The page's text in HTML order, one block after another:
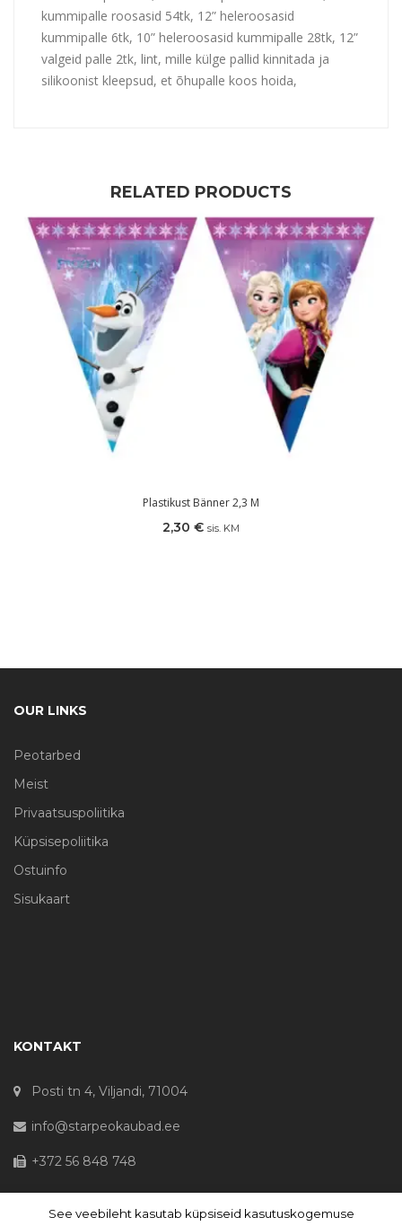
kummipalle roosasid 54tk, 12” heleroosasid
kummipalle 6tk, 10” heleroosasid kummipalle 28tk, 12”
valgeid palle 2tk, lint, mille külge pallid kinnitada ja
silikoonist kleepsud, et õhupalle koos hoida,
RELATED PRODUCTS
Plastikust Bänner 2,3 M
2,30 € sis. KM
OUR LINKS
Peotarbed
Meist
Privaatsuspoliitika
Küpsisepoliitika
Ostuinfo
Sisukaart
KONTAKT
Posti tn 4, Viljandi, 71004
info@starpeokaubad.ee
+372 56 848 748
See veebileht kasutab küpsiseid kasutuskogemuse